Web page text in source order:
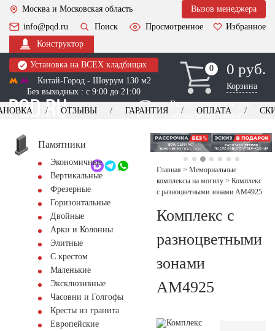
Москва и Московская область
Вызов менеджера
info@pqd.ru
Поиск Просмотренное
Избранное
Конструктор
Установка на ВСЕХ кладбищах
Китай-Город - Шоурум 130 м2
Без выходных : с 9:00 до 21:00
0
0 0 руб.
Корзина
Выезд менеджера для
оформления заказа
+7 (495) 518-44-23
Обратный звонок
ОТЗЫВЫ ГАРАНТИЯ ОПЛАТА
Памятники
Экономичные
Вертикальные
Фрезерные
Горизонтальные
Двойные
Арки и Колонны
Элитные
С крестом
Маленькие
Эксклюзивные
Часовни и Голгофы
Кресты из гранита
Европейские
Главная > Мемориальные
комплексы на могилу > Комплекс
с разноцветными зонами AM4925
Комплекс с
разноцветными
зонами
AM4925